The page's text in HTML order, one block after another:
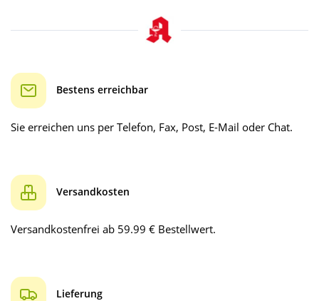
Bestens erreichbar
Sie erreichen uns per Telefon, Fax, Post, E-Mail oder Chat.
Versandkosten
Versandkostenfrei ab 59.99 € Bestellwert.
Lieferung